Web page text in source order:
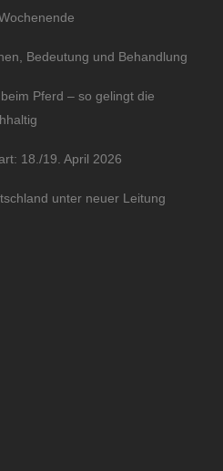
Bedeutung und Behandlung
Pferd – so gelingt die
18./19. April 2026
unter neuer Leitung